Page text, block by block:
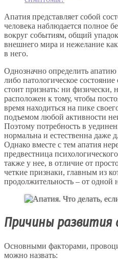
Апатия представляет собой
человека наблюдается полное
вокруг событиям, общий
внешнего мира и нежелание
в него.
Однозначно определить
либо патологическое
стоит признать: ни физически,
расположен к тому, чтобы
время находиться на пике
подъемом любой активности
Поэтому потребность в
нормальна и естественна даже
Однако вместе с тем апатия
предвестница
также у нее, в отличие от
четкие признаки, главным из
продолжительность – от одной
Причины развития
Основными факторами,
можно назвать: